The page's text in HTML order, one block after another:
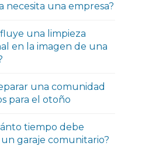
necesita una empresa?
una limpieza
en la imagen de una
una comunidad
para el otoño
tiempo debe
un garaje comunitario?